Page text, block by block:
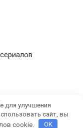
для улучшения
сайт, вы
cookie.
OK